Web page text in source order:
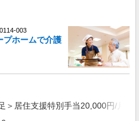
詳細を見る
円〜253900円 ※資格や経験など
003
プホームで介護
＞居住支援特別手当20,000円/月